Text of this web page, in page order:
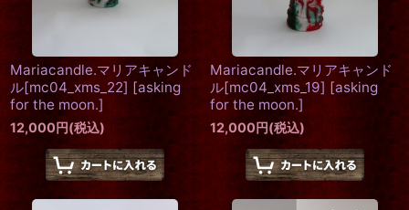
Mariacandle.マリアキャンド
ル[mc04_xms_22] [asking
for the moon.]
12,000円(税込)
Mariacandle.マリアキャンド
ル[mc04_xms_19] [asking
for the moon.]
12,000円(税込)